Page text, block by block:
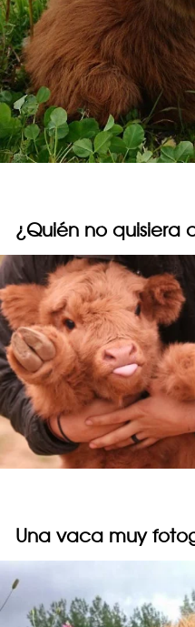
¿Quién no quisiera
Una vaca muy